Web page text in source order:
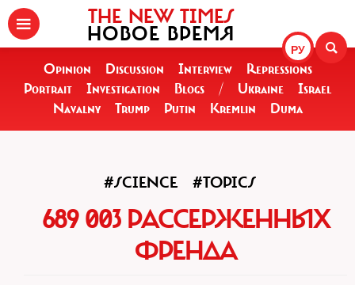
РУ
THE NEW TIMES
НОВОЕ ВРЕМЯ
Opinion Discussion Interview
Repressions
Portrait
Investigation Blogs / Ukraine
Israel
Navalny
Trump Putin Kremlin Duma
#SCIENCE #TOPICS
689 003 РАССЕРЖЕННЫХ
ФРЕНДА